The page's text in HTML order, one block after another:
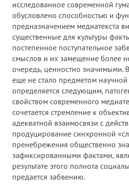
исследованное современной
обусловлено способностью и
предназначением медиатекста
существенные для культуры
постепенное поступательное
смыслов и их замещение более
очередь, ценностно значимыми.
еще не стало предметом
определяется следующим,
свойством современного
сочетается стремление к
адекватной взаимосвязи с
продуцирование синхронной
пренебрежения общественно
зафиксированными фактами,
результате этого полнота
предается забвению.